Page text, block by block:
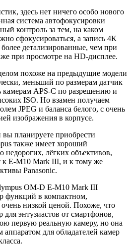
здесь нет ничего особо нового
система автофокусировки
контроль за тем, на каком
сфокусироваться, а запись 4К
детализированные, чем при
при просмотре на HD-дисплее.
похоже на предыдущие модели
меньший по размерам датчик
камерам APS-C по разрешению и
ISO. Но взамен получаем
JPEG и баланса белого, с очень
изображения в корпусе.
планируете приобрести
также имеет хороший
недорогих, лёгких объективов,
к E-М10 Mark III, и к тому же
Panasonic.
OM-D E-M10 Mark III
функций в компактном,
низкой ценой. Похоже, что
энтузиастов от смартфонов,
первую реальную камеру, но она
для обладателей камер